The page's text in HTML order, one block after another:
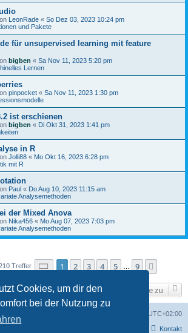
Cookies, um dir den
bei der Nutzung zu
LeonRade « So Dez 03, 2023 10:24 pm
und Pakete
für unsupervised learning mit feature
bigben « Sa Nov 11, 2023 5:20 pm
Lernen
pinpocket « Sa Nov 11, 2023 1:30 pm
ist erschienen
bigben « Di Okt 31, 2023 1:41 pm
in R
Jolli88 « Mo Okt 16, 2023 6:28 pm
mit R
Paul « Do Aug 10, 2023 11:15 am
Analysemethoden
der Mixed Anova
Nika456 « Mo Aug 07, 2023 7:03 pm
Analysemethoden
Treffer Seite 1von
1 2 3 4 5 9
Gehe zu
UTC+02:00
Kontakt